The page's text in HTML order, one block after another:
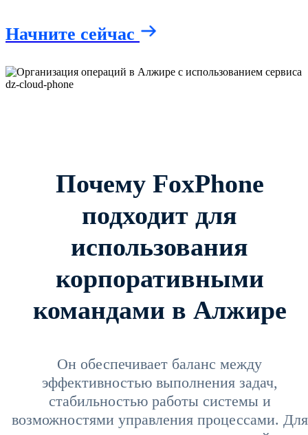
Начните сейчас
Почему FoxPhone
подходит для
использования
корпоративными
командами в Алжире
Он обеспечивает баланс между
эффективностью выполнения задач,
стабильностью работы системы и
возможностями управления процессами. Для